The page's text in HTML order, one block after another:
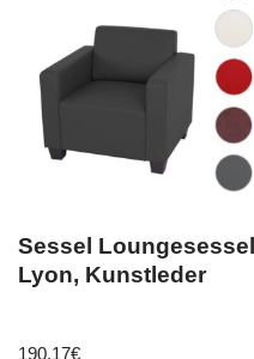
Sessel Loungesessel
Lyon, Kunstleder
190,17€